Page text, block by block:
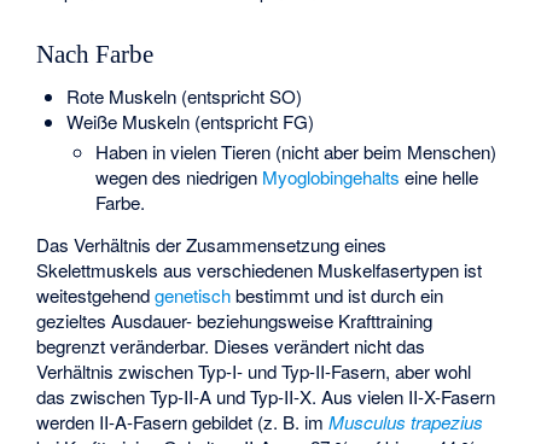
Nach Farbe
Rote Muskeln (entspricht SO)
Weiße Muskeln (entspricht FG)
Haben in vielen Tieren (nicht aber beim Menschen)
wegen des niedrigen Myoglobingehalts eine helle
Farbe.
Das Verhältnis der Zusammensetzung eines
Skelettmuskels aus verschiedenen Muskelfasertypen ist
weitestgehendgenetischbestimmt und ist durch ein
gezieltes Ausdauer- beziehungsweise Krafttraining
begrenzt veränderbar. Dieses verändert nicht das
Verhältnis zwischen Typ-I- und Typ-II-Fasern, aber wohl
das zwischen Typ-II-A und Typ-II-X. Aus vielen II-X-Fasern
werden II-A-Fasern gebildet (z. B. imMusculus trapezius